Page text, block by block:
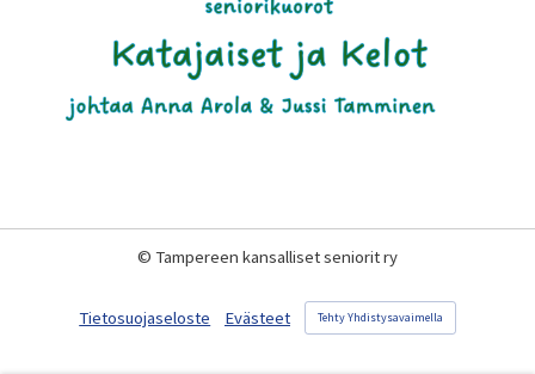
© Tampereen kansalliset seniorit ry
Tietosuojaseloste Evästeet Tehty Yhdistysavaimella